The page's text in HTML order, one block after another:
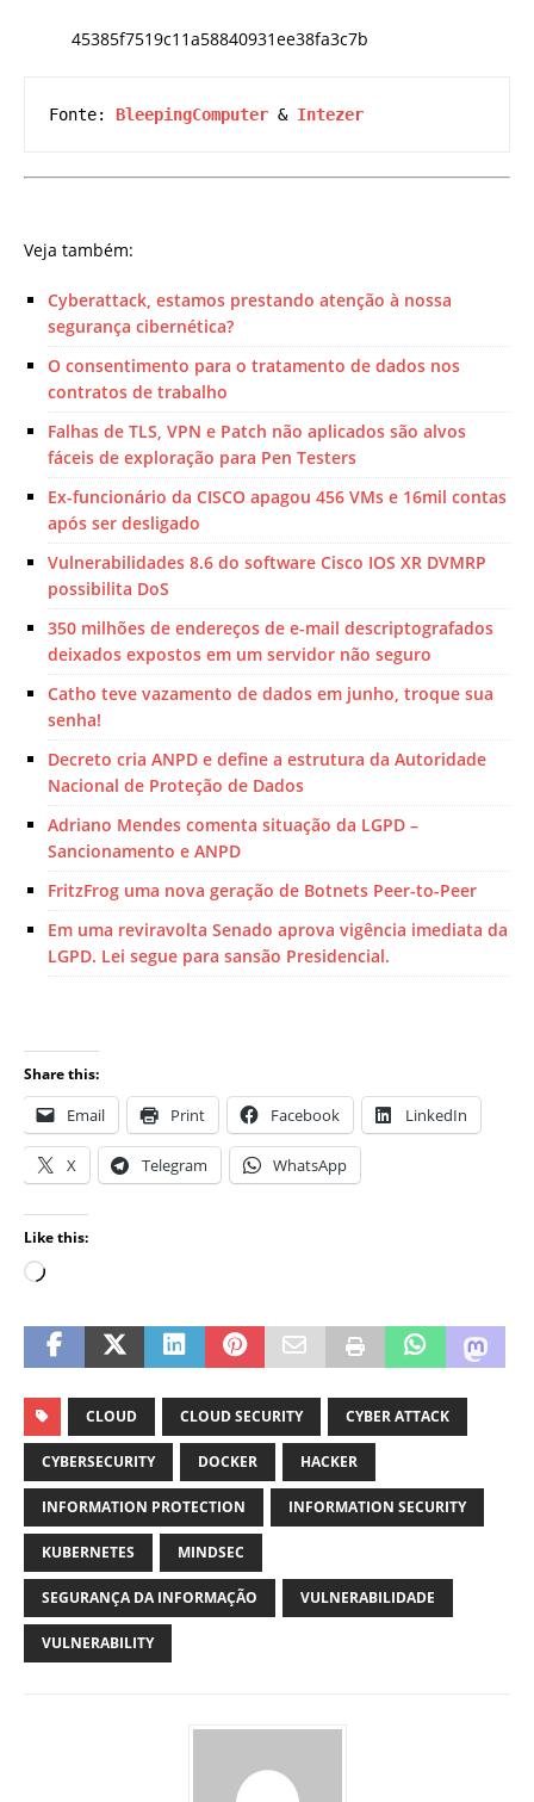
45385f7519c11a58840931ee38fa3c7b
Fonte: BleepingComputer & Intezer
Veja também:
Cyberattack, estamos prestando atenção à nossa
segurança cibernética?
O consentimento para o tratamento de dados nos
contratos de trabalho
Falhas de TLS, VPN e Patch não aplicados são alvos
fáceis de exploração para Pen Testers
Ex-funcionário da CISCO apagou 456 VMs e 16mil contas
após ser desligado
Vulnerabilidades 8.6 do software Cisco IOS XR DVMRP
possibilita DoS
350 milhões de endereços de e-mail descriptografados
deixados expostos em um servidor não seguro
Catho teve vazamento de dados em junho, troque sua
senha!
Decreto cria ANPD e define a estrutura da Autoridade
Nacional de Proteção de Dados
Adriano Mendes comenta situação da LGPD –
Sancionamento e ANPD
FritzFrog uma nova geração de Botnets Peer-to-Peer
Em uma reviravolta Senado aprova vigência imediata da
LGPD. Lei segue para sansão Presidencial.
Share this:
Email Print Facebook LinkedIn
X Telegram WhatsApp
Like this:
CLOUD CLOUD SECURITY CYBER ATTACK
CYBERSECURITY DOCKER HACKER
INFORMATION PROTECTION INFORMATION SECURITY
KUBERNETES MINDSEC
SEGURANÇA DA INFORMAÇÃO VULNERABILIDADE
VULNERABILITY